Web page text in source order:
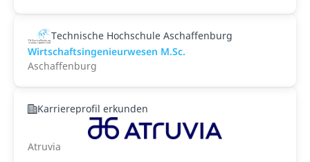
Technische Hochschule Aschaffenburg
Wirtschaftsingenieurwesen M.Sc.
Aschaffenburg
Karriereprofil erkunden
Atruvia